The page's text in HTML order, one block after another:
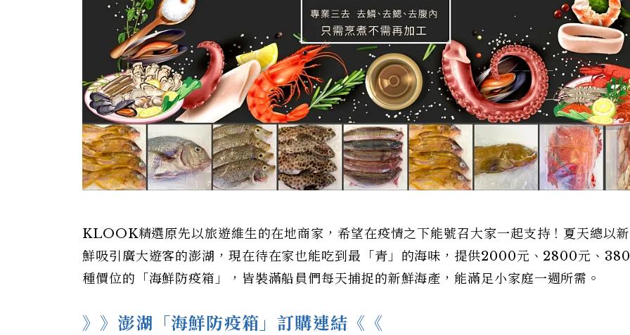
KLOOK精選原先以旅遊維生的在地商家，希望在疫情之下能號召大家一起支持！夏天總以
鮮吸引廣大遊客的澎湖，現在待在家也能吃到最「青」的海味，提供2000元、2800元、
種價位的「海鮮防疫箱」，皆裝滿船員們每天捕捉的新鮮海產，能滿足小家庭一週所需。
》》澎湖「海鮮防疫箱」訂購連結《《